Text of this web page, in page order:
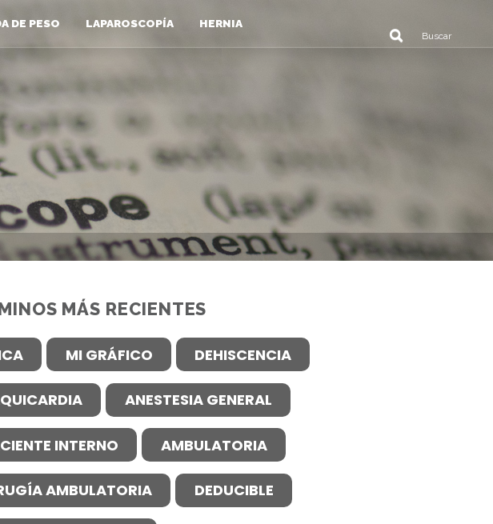
DE PESO LAPAROSCOPÍA HERNIA
MÁS RECIENTES
MI GRÁFICO DEHISCENCIA
ANESTESIA GENERAL
INTERNO AMBULATORIA
AMBULATORIA DEDUCIBLE